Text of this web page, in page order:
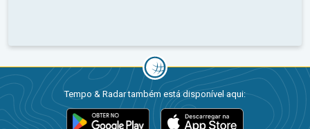
Tempo & Radar também está disponível aqui: